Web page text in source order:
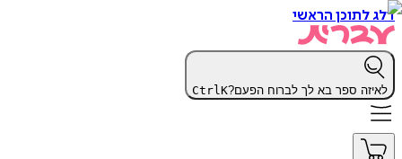
דלג לתוכן הראשי
לאיזה ספר בא לך לברוח הפעם? CtrlK